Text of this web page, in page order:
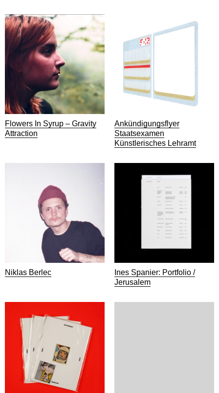
Flowers In Syrup – Gravity
Attraction
Ankündigungsflyer
Staatsexamen
Künstlerisches Lehramt
Niklas Berlec
Ines Spanier: Portfolio /
Jerusalem